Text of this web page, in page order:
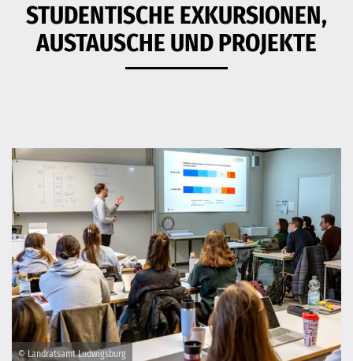
STUDENTISCHE EXKURSIONEN,
AUSTAUSCHE UND PROJEKTE
© Landratsamt Ludwigsburg